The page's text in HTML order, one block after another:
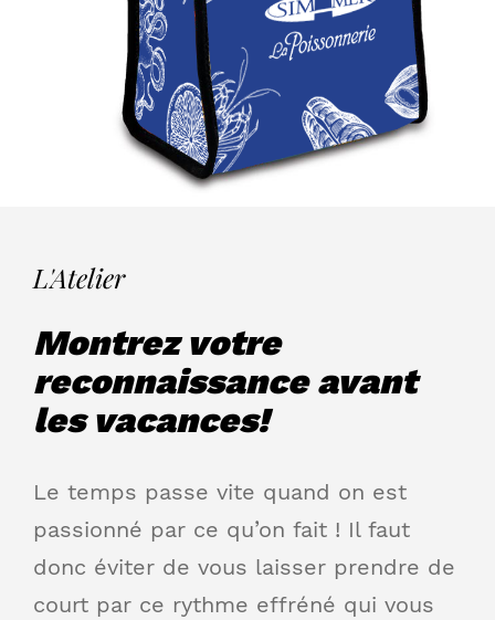
L'Atelier
Montrez votre
reconnaissance avant
les vacances!
Le temps passe vite quand on est
passionné par ce qu’on fait ! Il faut
donc éviter de vous laisser prendre de
court par ce rythme effréné qui vous